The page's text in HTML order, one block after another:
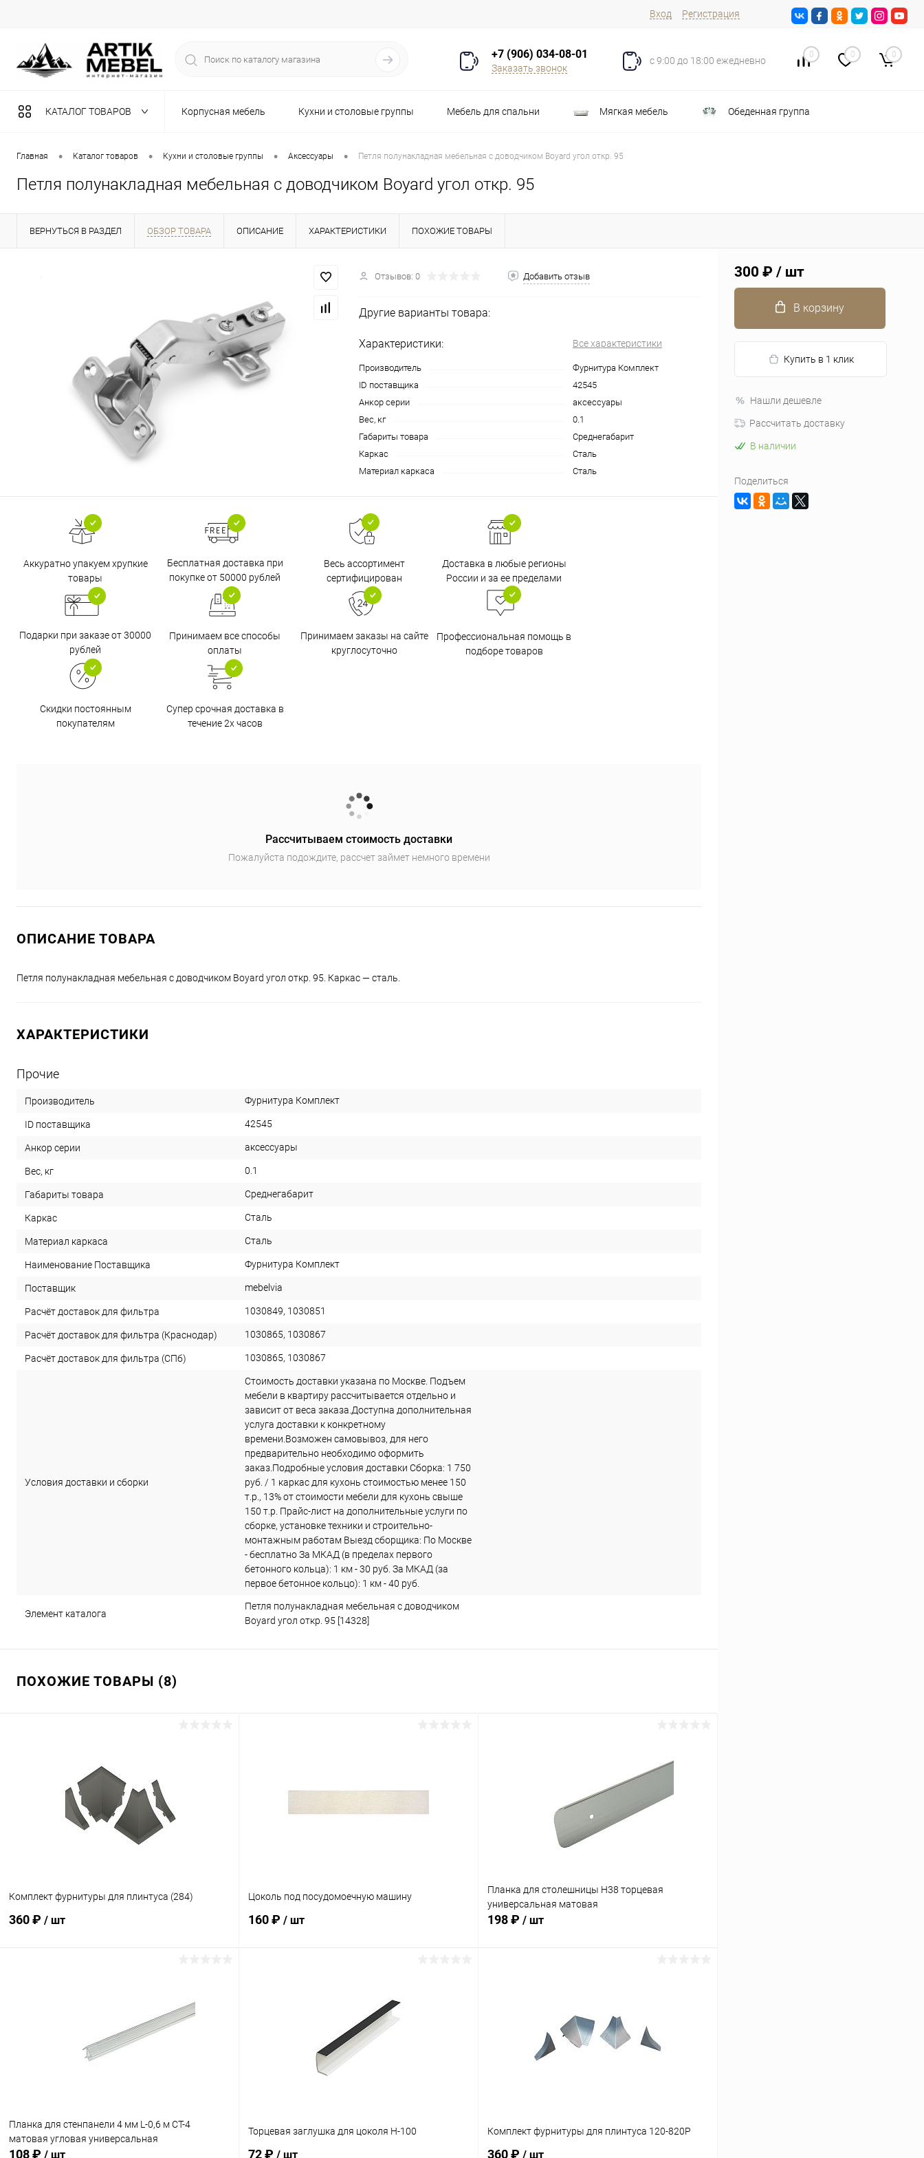
Вход Регистрация
+7 (906) 034-08-01
Заказать звонок
с 9:00 до 18:00 ежедневно
0 0 0
КАТАЛОГ ТОВАРОВ Корпусная мебель Кухни и столовые группы Мебель для спальни Мягкая мебель Обеденная группа
Разная мебель Распродажа Стулья Шкафы
Главная • Каталог товаров • Кухни и столовые группы • Аксессуары • Петля полунакладная мебельная с доводчиком Boyard угол откр. 95
Петля полунакладная мебельная с доводчиком Boyard угол откр. 95
ВЕРНУТЬСЯ В РАЗДЕЛ ОБЗОР ТОВАРА ОПИСАНИЕ ХАРАКТЕРИСТИКИ ПОХОЖИЕ ТОВАРЫ
Отзывов: 0 Добавить отзыв
Другие варианты товара:
Характеристики: Все характеристики
Производитель
Фурнитура Комплект
ID поставщика
42545
Анкор серии
аксессуары
Вес, кг
0.1
Габариты товара
Среднегабарит
Каркас
Сталь
Материал каркаса
Сталь
Аккуратно упакуем хрупкие
товары
Бесплатная доставка при
покупке от 50000 рублей
Весь ассортимент
сертифицирован
Доставка в любые регионы
России и за ее пределами
Подарки при заказе от 30000
рублей
Принимаем все способы
оплаты
Принимаем заказы на сайте
круглосуточно
Профессиональная помощь в
подборе товаров
Скидки постоянным
покупателям
Супер срочная доставка в
течение 2х часов
Рассчитываем стоимость доставки
Пожалуйста подождите, рассчет займет немного времени
ОПИСАНИЕ ТОВАРА
Петля полунакладная мебельная с доводчиком Boyard угол откр. 95. Каркас — сталь.
ХАРАКТЕРИСТИКИ
Прочие
Производитель Фурнитура Комплект
ID поставщика 42545
Анкор серии аксессуары
Вес, кг 0.1
Габариты товара Среднегабарит
Каркас Сталь
Материал каркаса Сталь
Наименование Поставщика Фурнитура Комплект
Поставщик mebelvia
Расчёт доставок для фильтра 1030849, 1030851
Расчёт доставок для фильтра (Краснодар) 1030865, 1030867
Расчёт доставок для фильтра (СПб) 1030865, 1030867
Условия доставки и сборки
Стоимость доставки указана по Москве. Подъем
мебели в квартиру рассчитывается отдельно и
зависит от веса заказа.Доступна дополнительная
услуга доставки к конкретному
времени.Возможен самовывоз, для него
предварительно необходимо оформить
заказ.Подробные условия доставки Сборка: 1 750
руб. / 1 каркас для кухонь стоимостью менее 150
т.р., 13% от стоимости мебели для кухонь свыше
150 т.р. Прайс-лист на дополнительные услуги по
сборке, установке техники и строительно-
монтажным работам Выезд сборщика: По Москве
- бесплатно За МКАД (в пределах первого
бетонного кольца): 1 км - 30 руб. За МКАД (за
первое бетонное кольцо): 1 км - 40 руб.
Элемент каталога
Петля полунакладная мебельная с доводчиком
Boyard угол откр. 95 [14328]
ПОХОЖИЕ ТОВАРЫ (8)
Комплект фурнитуры для плинтуса (284)
360 ₽ / шт
Сравнение
В наличии
Цоколь под посудомоечную машину
160 ₽ / шт
Сравнение
Под заказ
Планка для столешницы H38 торцевая
универсальная матовая
198 ₽ / шт
В избранное В наличии
Планка для стенпанели 4 мм L-0,6 м СТ-4
матовая угловая универсальная
108 ₽ / шт
Торцевая заглушка для цоколя H-100
72 ₽ / шт
Комплект фурнитуры для плинтуса 120-820Р
360 ₽ / шт
300 ₽ / шт
В корзину
Купить в 1 клик
Нашли дешевле
Рассчитать доставку
В наличии
Поделиться